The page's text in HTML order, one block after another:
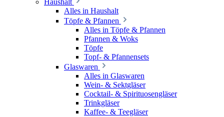
Haushalt
Alles in Haushalt
Töpfe & Pfannen
Alles in Töpfe & Pfannen
Pfannen & Woks
Töpfe
Topf- & Pfannensets
Glaswaren
Alles in Glaswaren
Wein- & Sektgläser
Cocktail- & Spirituosengläser
Trinkgläser
Kaffee- & Teegläser